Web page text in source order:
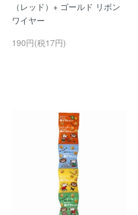
（レッド）+ ゴールド リボン
ワイヤー
190円(税17円)